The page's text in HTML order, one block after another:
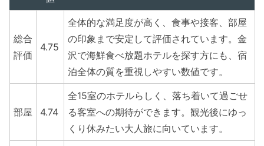
総合
評価
4.75
全体的な満足度が高く、食事や接客、部屋
の印象まで安定して評価されています。金
沢で海鮮食べ放題ホテルを探す方にも、宿
泊全体の質を重視しやすい数値です。
部屋 4.74
全15室のホテルらしく、落ち着いて過ごせ
る客室への期待ができます。観光後にゆっ
くり休みたい大人旅に向いています。